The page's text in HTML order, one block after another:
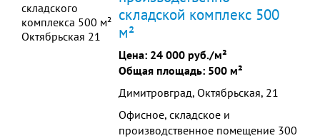
хорошие (рядом развязки на
Самару, Казань, Москва, Урал).
складской комплекс 500
м²
Цена: 24 000 руб./м²
Общая площадь: 500 м²
Димитровград, Октябрьская, 21
Офисное, складское и
производственное помещение 300